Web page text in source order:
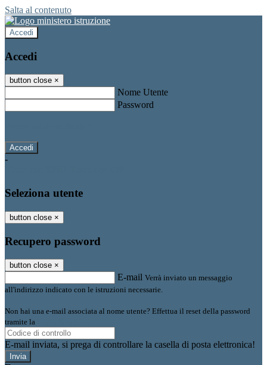
Salta al contenuto
Accedi
Accedi
button close ×
Nome Utente
Password
-
Seleziona utente
button close ×
Recupero password
button close ×
E-mail Verrà inviato un messaggio
all'indirizzo indicato con le istruzioni necessarie.
Non hai una e-mail associata al nome utente? Effettua il reset della password
tramite la
E-mail inviata, si prega di controllare la casella di posta elettronica!